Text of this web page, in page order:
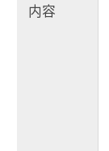
内容